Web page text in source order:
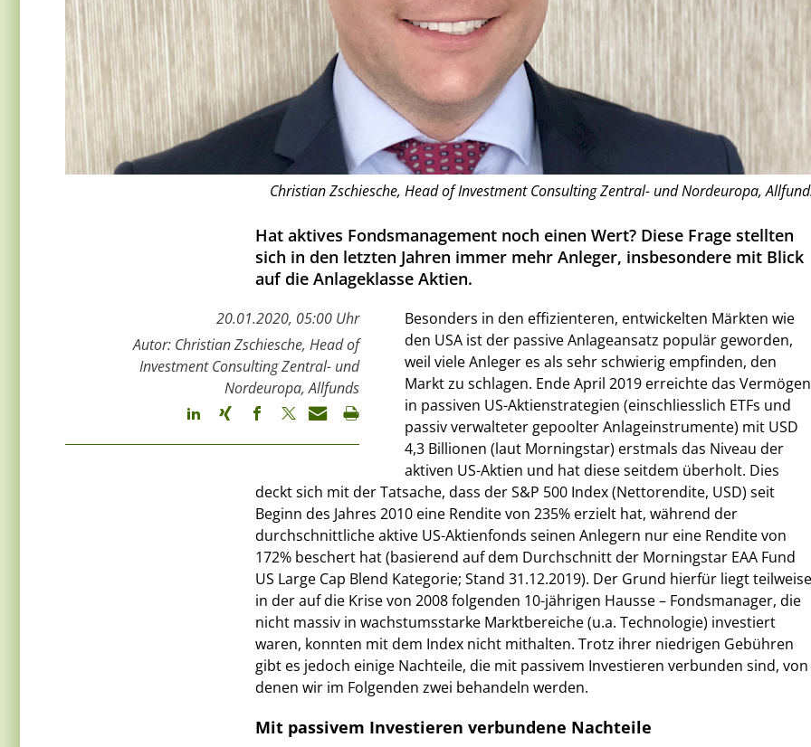
Christian Zschiesche, Head of Investment Consulting Zentral- und Nordeuropa,
Hat aktives Fondsmanagement noch einen Wert? Diese Frage stellten
sich in den letzten Jahren immer mehr Anleger, insbesondere mit Blick
auf die Anlageklasse Aktien.
20.01.2020, 05:00 Uhr
Autor: Christian Zschiesche, Head of
Investment Consulting Zentral- und
Nordeuropa, Allfunds
Besonders in den effizienteren, entwickelten Märkten wie
den USA ist der passive Anlageansatz populär geworden,
weil viele Anleger es als sehr schwierig empfinden, den
Markt zu schlagen. Ende April 2019 erreichte das Vermögen
in passiven US-Aktienstrategien (einschliesslich ETFs und
passiv verwalteter gepoolter Anlageinstrumente) mit USD
4,3 Billionen (laut Morningstar) erstmals das Niveau der
aktiven US-Aktien und hat diese seitdem überholt. Dies
deckt sich mit der Tatsache, dass der S&P 500 Index (Nettorendite, USD) seit
Beginn des Jahres 2010 eine Rendite von 235% erzielt hat, während der
durchschnittliche aktive US-Aktienfonds seinen Anlegern nur eine Rendite von
172% beschert hat (basierend auf dem Durchschnitt der Morningstar EAA Fund
US Large Cap Blend Kategorie; Stand 31.12.2019). Der Grund hierfür liegt teilweise
in der auf die Krise von 2008 folgenden 10-jährigen Hausse – Fondsmanager, die
nicht massiv in wachstumsstarke Marktbereiche (u.a. Technologie) investiert
waren, konnten mit dem Index nicht mithalten. Trotz ihrer niedrigen Gebühren
gibt es jedoch einige Nachteile, die mit passivem Investieren verbunden sind, von
denen wir im Folgenden zwei behandeln werden.
Mit passivem Investieren verbundene Nachteile